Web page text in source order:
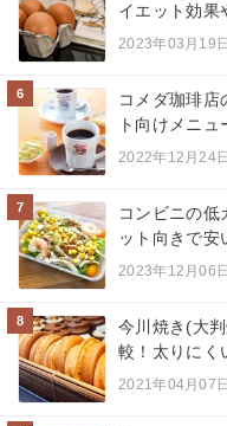
イエット効果
2023年03月19日
6
コメダ珈琲店
ト向けメニュ
2022年12月24日
7
コンビニの低
ット向きで安
2023年12月06日
8
今川焼き(大
較！太りにく
2021年04月07日